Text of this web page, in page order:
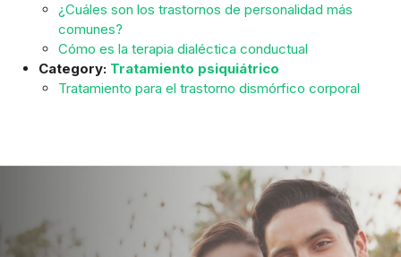
¿Cuáles son los trastornos de personalidad más
comunes?
Cómo es la terapia dialéctica conductual
Category: Tratamiento psiquiátrico
Tratamiento para el trastorno dismórfico corporal